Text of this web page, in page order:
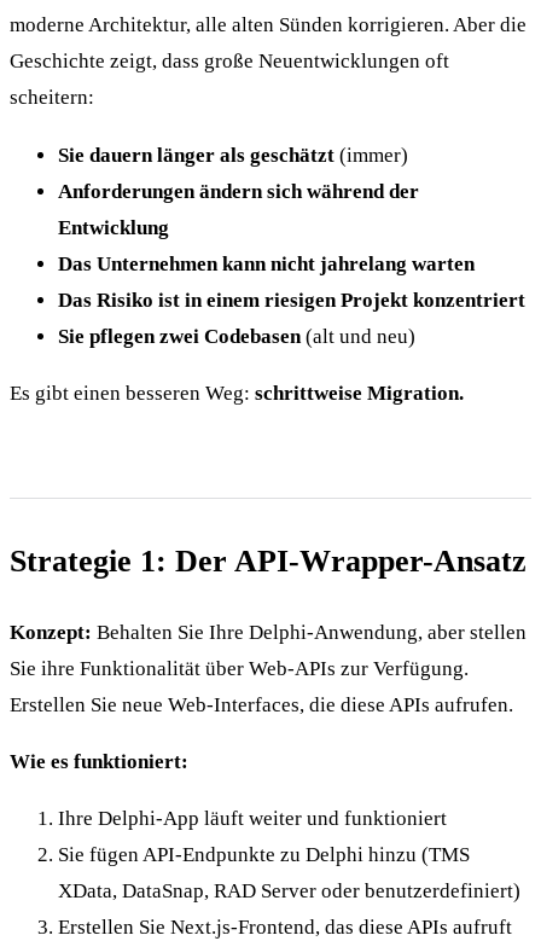
moderne Architektur, alle alten Sünden korrigieren. Aber die
Geschichte zeigt, dass große Neuentwicklungen oft
scheitern:
Sie dauern länger als geschätzt (immer)
Anforderungen ändern sich während der
Entwicklung
Das Unternehmen kann nicht jahrelang warten
Das Risiko ist in einem riesigen Projekt konzentriert
Sie pflegen zwei Codebasen (alt und neu)
Es gibt einen besseren Weg: schrittweise Migration.
Strategie 1: Der API-Wrapper-Ansatz
Konzept: Behalten Sie Ihre Delphi-Anwendung, aber stellen
Sie ihre Funktionalität über Web-APIs zur Verfügung.
Erstellen Sie neue Web-Interfaces, die diese APIs aufrufen.
Wie es funktioniert:
Ihre Delphi-App läuft weiter und funktioniert
Sie fügen API-Endpunkte zu Delphi hinzu (TMS
XData, DataSnap, RAD Server oder benutzerdefiniert)
Erstellen Sie Next.js-Frontend, das diese APIs aufruft